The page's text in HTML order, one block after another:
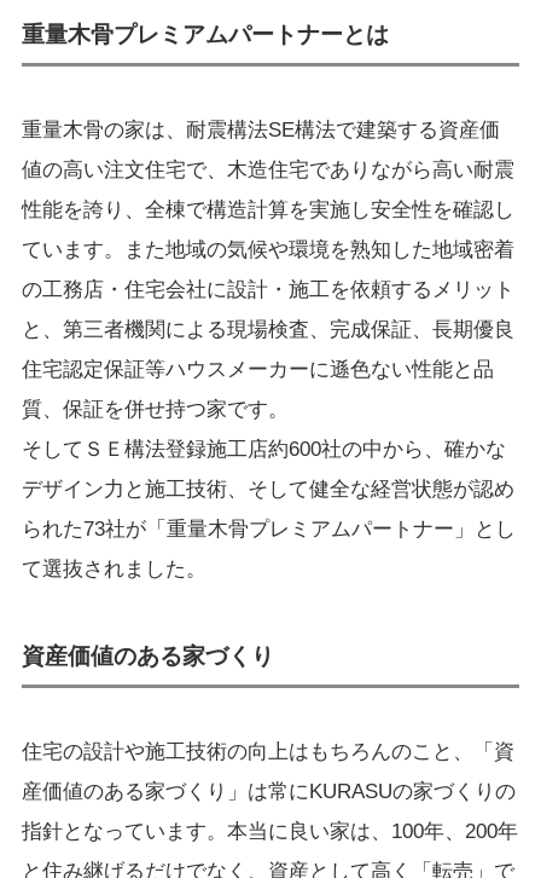
重量木骨プレミアムパートナーとは
重量木骨の家は、耐震構法SE構法で建築する資産価
値の高い注文住宅で、木造住宅でありながら高い耐震
性能を誇り、全棟で構造計算を実施し安全性を確認し
ています。また地域の気候や環境を熟知した地域密着
の工務店・住宅会社に設計・施工を依頼するメリット
と、第三者機関による現場検査、完成保証、長期優良
住宅認定保証等ハウスメーカーに遜色ない性能と品
質、保証を併せ持つ家です。
そしてＳＥ構法登録施工店約600社の中から、確かな
デザイン力と施工技術、そして健全な経営状態が認め
られた73社が「重量木骨プレミアムパートナー」とし
て選抜されました。
資産価値のある家づくり
住宅の設計や施工技術の向上はもちろんのこと、「資
産価値のある家づくり」は常にKURASUの家づくりの
指針となっています。本当に良い家は、100年、200年
と住み継げるだけでなく、資産として高く「転売」で